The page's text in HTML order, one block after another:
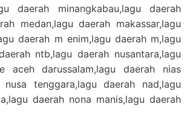
daerah minangkabau,lagu daerah
medan,lagu daerah makassar,lagu
daerah m enim,lagu daerah m,lagu
ntb,lagu daerah nusantara,lagu
aceh darussalam,lagu daerah nias
tenggara,lagu daerah nad,lagu
daerah nona manis,lagu daerah